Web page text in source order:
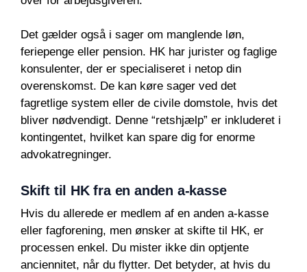
Det gælder også i sager om manglende løn,
feriepenge eller pension. HK har jurister og faglige
konsulenter, der er specialiseret i netop din
overenskomst. De kan køre sager ved det
fagretlige system eller de civile domstole, hvis det
bliver nødvendigt. Denne “retshjælp” er inkluderet i
kontingentet, hvilket kan spare dig for enorme
advokatregninger.
Skift til HK fra en anden a-kasse
Hvis du allerede er medlem af en anden a-kasse
eller fagforening, men ønsker at skifte til HK, er
processen enkel. Du mister ikke din optjente
anciennitet, når du flytter. Det betyder, at hvis du